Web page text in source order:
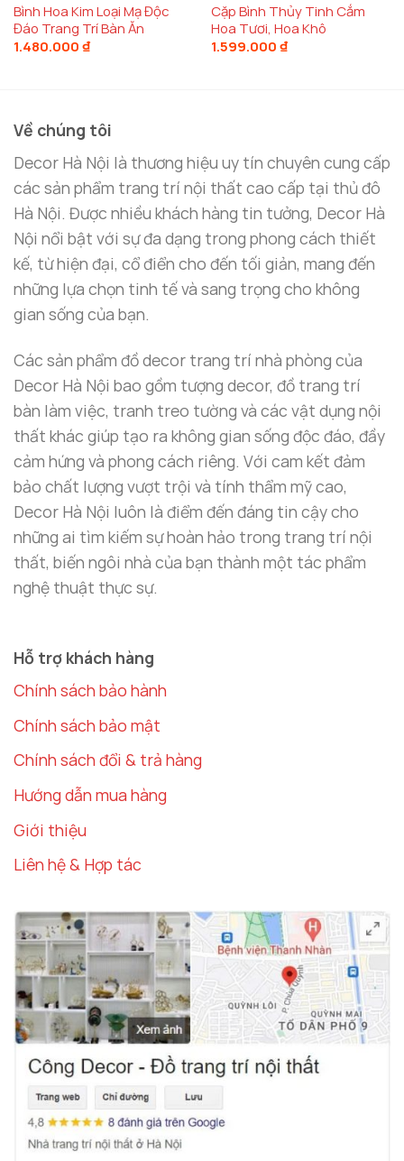
Bình Hoa Kim Loại Mạ Độc
Đáo Trang Trí Bàn Ăn
1.480.000 ₫
Cặp Bình Thủy Tinh Cắm
Hoa Tươi, Hoa Khô
1.599.000 ₫
Về chúng tôi
Decor Hà Nội là thương hiệu uy tín chuyên cung cấp
các sản phẩm trang trí nội thất cao cấp tại thủ đô
Hà Nội. Được nhiều khách hàng tin tưởng, Decor Hà
Nội nổi bật với sự đa dạng trong phong cách thiết
kế, từ hiện đại, cổ điển cho đến tối giản, mang đến
những lựa chọn tinh tế và sang trọng cho không
gian sống của bạn.
Các sản phẩm đồ decor trang trí nhà phòng của
Decor Hà Nội bao gồm tượng decor, đồ trang trí
bàn làm việc, tranh treo tường và các vật dụng nội
thất khác giúp tạo ra không gian sống độc đáo, đầy
cảm hứng và phong cách riêng. Với cam kết đảm
bảo chất lượng vượt trội và tính thẩm mỹ cao,
Decor Hà Nội luôn là điểm đến đáng tin cậy cho
những ai tìm kiếm sự hoàn hảo trong trang trí nội
thất, biến ngôi nhà của bạn thành một tác phẩm
nghệ thuật thực sự.
Hỗ trợ khách hàng
Chính sách bảo hành
Chính sách bảo mật
Chính sách đổi & trả hàng
Hướng dẫn mua hàng
Giới thiệu
Liên hệ & Hợp tác